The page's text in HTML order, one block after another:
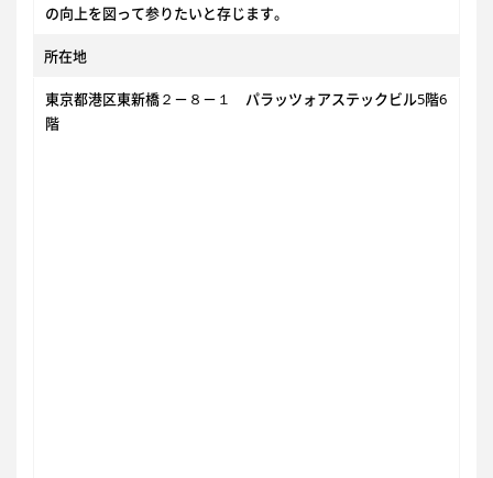
の向上を図って参りたいと存じます。
所在地
東京都港区東新橋２－８－１ パラッツォアステックビル5階6
階